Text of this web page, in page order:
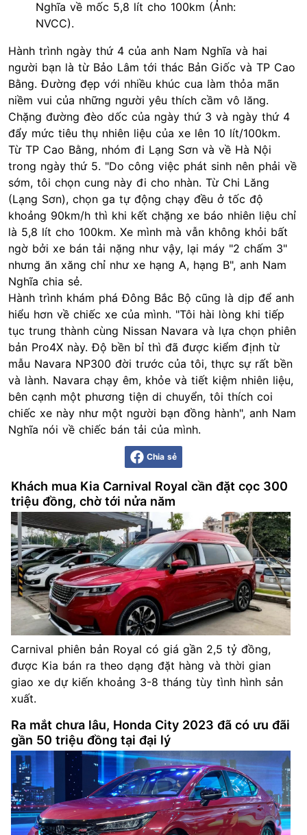
Nghĩa về mốc 5,8 lít cho 100km (Ảnh:
NVCC).
Hành trình ngày thứ 4 của anh Nam Nghĩa và hai
người bạn là từ Bảo Lâm tới thác Bản Giốc và TP Cao
Bằng. Đường đẹp với nhiều khúc cua làm thỏa mãn
niềm vui của những người yêu thích cầm vô lăng.
Chặng đường đèo dốc của ngày thứ 3 và ngày thứ 4
đẩy mức tiêu thụ nhiên liệu của xe lên 10 lít/100km.
Từ TP Cao Bằng, nhóm đi Lạng Sơn và về Hà Nội
trong ngày thứ 5. "Do công việc phát sinh nên phải về
sớm, tôi chọn cung này đi cho nhàn. Từ Chi Lăng
(Lạng Sơn), chọn ga tự động chạy đều ở tốc độ
khoảng 90km/h thì khi kết chặng xe báo nhiên liệu chỉ
là 5,8 lít cho 100km. Xe mình mà vẫn không khỏi bất
ngờ bởi xe bán tải nặng như vậy, lại máy "2 chấm 3"
nhưng ăn xăng chỉ như xe hạng A, hạng B", anh Nam
Nghĩa chia sẻ.
Hành trình khám phá Đông Bắc Bộ cũng là dịp để anh
hiểu hơn về chiếc xe của mình. "Tôi hài lòng khi tiếp
tục trung thành cùng Nissan Navara và lựa chọn phiên
bản Pro4X này. Độ bền bỉ thì đã được kiểm định từ
mẫu Navara NP300 đời trước của tôi, thực sự rất bền
và lành. Navara chạy êm, khỏe và tiết kiệm nhiên liệu,
bên cạnh một phương tiện di chuyển, tôi thích coi
chiếc xe này như một người bạn đồng hành", anh Nam
Nghĩa nói về chiếc bán tải của mình.
Chia sẻ
Khách mua Kia Carnival Royal cần đặt cọc 300
triệu đồng, chờ tới nửa năm
Carnival phiên bản Royal có giá gần 2,5 tỷ đồng,
được Kia bán ra theo dạng đặt hàng và thời gian
giao xe dự kiến khoảng 3-8 tháng tùy tình hình sản
xuất.
Ra mắt chưa lâu, Honda City 2023 đã có ưu đãi
gần 50 triệu đồng tại đại lý